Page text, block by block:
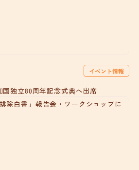
イベント情報
独立80周年記念式典へ出席